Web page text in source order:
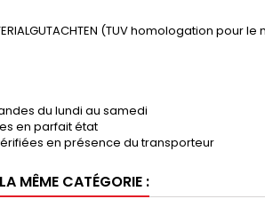
(TUV homologation pour
du lundi au samedi
en parfait état
en présence du transporteur
MÊME CATÉGORIE :